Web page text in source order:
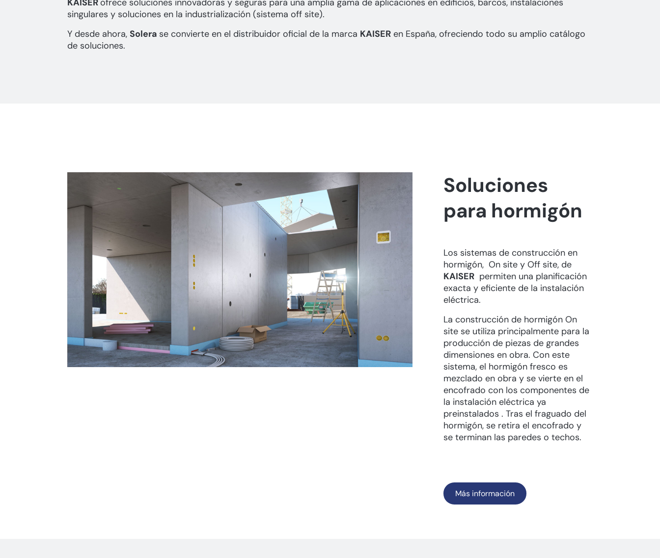
KAISER ofrece soluciones innovadoras y seguras para una amplia gama de aplicaciones en edificios, barcos, instalaciones
singulares y soluciones en la industrialización (sistema off site).
Y desde ahora, Solera se convierte en el distribuidor oficial de la marca KAISER en España, ofreciendo todo su amplio catálogo
de soluciones.
Soluciones
para hormigón
Los sistemas de construcción en
hormigón, On site y Off site, de
KAISER permiten una planificación
exacta y eficiente de la instalación
eléctrica.
La construcción de hormigón On
site se utiliza principalmente para la
producción de piezas de grandes
dimensiones en obra. Con este
sistema, el hormigón fresco es
mezclado en obra y se vierte en el
encofrado con los componentes de
la instalación eléctrica ya
preinstalados . Tras el fraguado del
hormigón, se retira el encofrado y
se terminan las paredes o techos.
Más información